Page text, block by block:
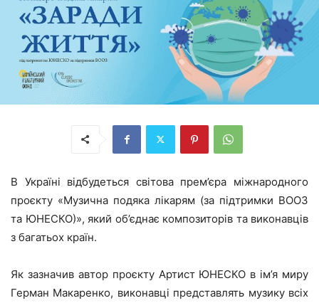
В Україні відбудеться світова прем’єра міжнародного
проєкту «Музична подяка лікарям (за підтримки ВООЗ
та ЮНЕСКО)», який об’єднає композиторів та виконавців
з багатьох країн.
Як зазначив автор проєкту Артист ЮНЕСКО в ім’я миру
Герман Макаренко, виконавці представлять музику всіх